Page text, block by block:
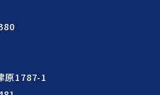
原1787-1